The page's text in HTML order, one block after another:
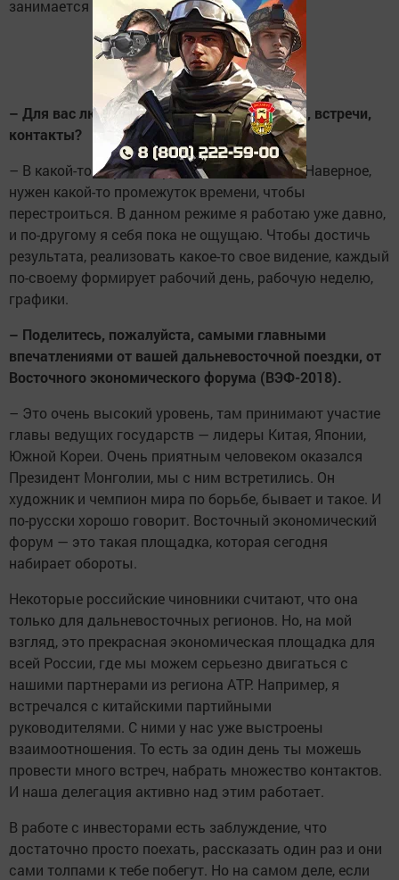
занимается любимым делом, это хорошо.
– Для вас любимое дело — это ваша работа, встречи,
контакты?
– В какой-то мере. Без работы нам сложно. Наверное,
нужен какой-то промежуток времени, чтобы
перестроиться. В данном режиме я работаю уже давно,
и по-другому я себя пока не ощущаю. Чтобы достичь
результата, реализовать какое-то свое видение, каждый
по-своему формирует рабочий день, рабочую неделю,
графики.
– Поделитесь, пожалуйста, самыми главными
впечатлениями от вашей дальневосточной поездки, от
Восточного экономического форума (ВЭФ-2018).
– Это очень высокий уровень, там принимают участие
главы ведущих государств — лидеры Китая, Японии,
Южной Кореи. Очень приятным человеком оказался
Президент Монголии, мы с ним встретились. Он
художник и чемпион мира по борьбе, бывает и такое. И
по-русски хорошо говорит. Восточный экономический
форум — это такая площадка, которая сегодня
набирает обороты.
Некоторые российские чиновники считают, что она
только для дальневосточных регионов. Но, на мой
взгляд, это прекрасная экономическая площадка для
всей России, где мы можем серьезно двигаться с
нашими партнерами из региона АТР. Например, я
встречался с китайскими партийными
руководителями. С ними у нас уже выстроены
взаимоотношения. То есть за один день ты можешь
провести много встреч, набрать множество контактов.
И наша делегация активно над этим работает.
В работе с инвесторами есть заблуждение, что
достаточно просто поехать, рассказать один раз и они
сами толпами к тебе побегут. Но на самом деле, если